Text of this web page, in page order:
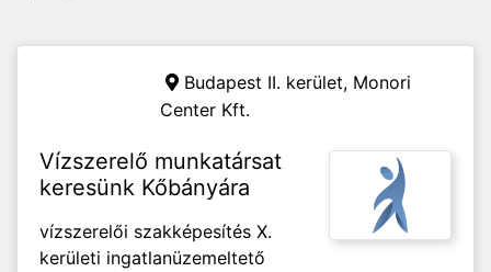
Budapest II. kerület, Monori
Center Kft.
Vízszerelő munkatársat
keresünk Kőbányára
vízszerelői szakképesítés X.
kerületi ingatlanüzemeltető